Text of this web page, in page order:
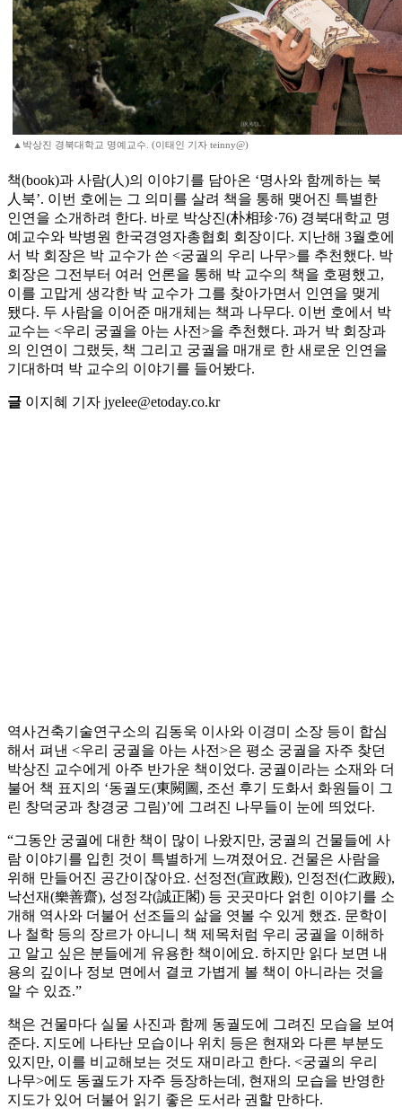
▲박상진 경북대학교 명예교수. (이태인 기자 teinny@)
책(book)과 사람(人)의 이야기를 담아온 ‘명사와 함께하는 북
人북’. 이번 호에는 그 의미를 살려 책을 통해 맺어진 특별한
인연을 소개하려 한다. 바로 박상진(朴相珍·76) 경북대학교 명
예교수와 박병원 한국경영자총협회 회장이다. 지난해 3월호에
서 박 회장은 박 교수가 쓴 <궁궐의 우리 나무>를 추천했다. 박
회장은 그전부터 여러 언론을 통해 박 교수의 책을 호평했고,
이를 고맙게 생각한 박 교수가 그를 찾아가면서 인연을 맺게
됐다. 두 사람을 이어준 매개체는 책과 나무다. 이번 호에서 박
교수는 <우리 궁궐을 아는 사전>을 추천했다. 과거 박 회장과
의 인연이 그랬듯, 책 그리고 궁궐을 매개로 한 새로운 인연을
기대하며 박 교수의 이야기를 들어봤다.
글 이지혜 기자 jyelee@etoday.co.kr
역사건축기술연구소의 김동욱 이사와 이경미 소장 등이 합심
해서 펴낸 <우리 궁궐을 아는 사전>은 평소 궁궐을 자주 찾던
박상진 교수에게 아주 반가운 책이었다. 궁궐이라는 소재와 더
불어 책 표지의 ‘동궐도(東闕圖, 조선 후기 도화서 화원들이 그
린 창덕궁과 창경궁 그림)’에 그려진 나무들이 눈에 띄었다.
“그동안 궁궐에 대한 책이 많이 나왔지만, 궁궐의 건물들에 사
람 이야기를 입힌 것이 특별하게 느껴졌어요. 건물은 사람을
위해 만들어진 공간이잖아요. 선정전(宣政殿), 인정전(仁政殿),
낙선재(樂善齋), 성정각(誠正閣) 등 곳곳마다 얽힌 이야기를 소
개해 역사와 더불어 선조들의 삶을 엿볼 수 있게 했죠. 문학이
나 철학 등의 장르가 아니니 책 제목처럼 우리 궁궐을 이해하
고 알고 싶은 분들에게 유용한 책이에요. 하지만 읽다 보면 내
용의 깊이나 정보 면에서 결코 가볍게 볼 책이 아니라는 것을
알 수 있죠.”
책은 건물마다 실물 사진과 함께 동궐도에 그려진 모습을 보여
준다. 지도에 나타난 모습이나 위치 등은 현재와 다른 부분도
있지만, 이를 비교해보는 것도 재미라고 한다. <궁궐의 우리
나무>에도 동궐도가 자주 등장하는데, 현재의 모습을 반영한
지도가 있어 더불어 읽기 좋은 도서라 권할 만하다.